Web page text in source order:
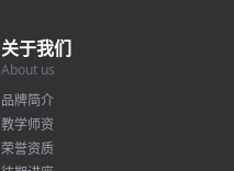
关于我们
About us
品牌简介
教学师资
荣誉资质